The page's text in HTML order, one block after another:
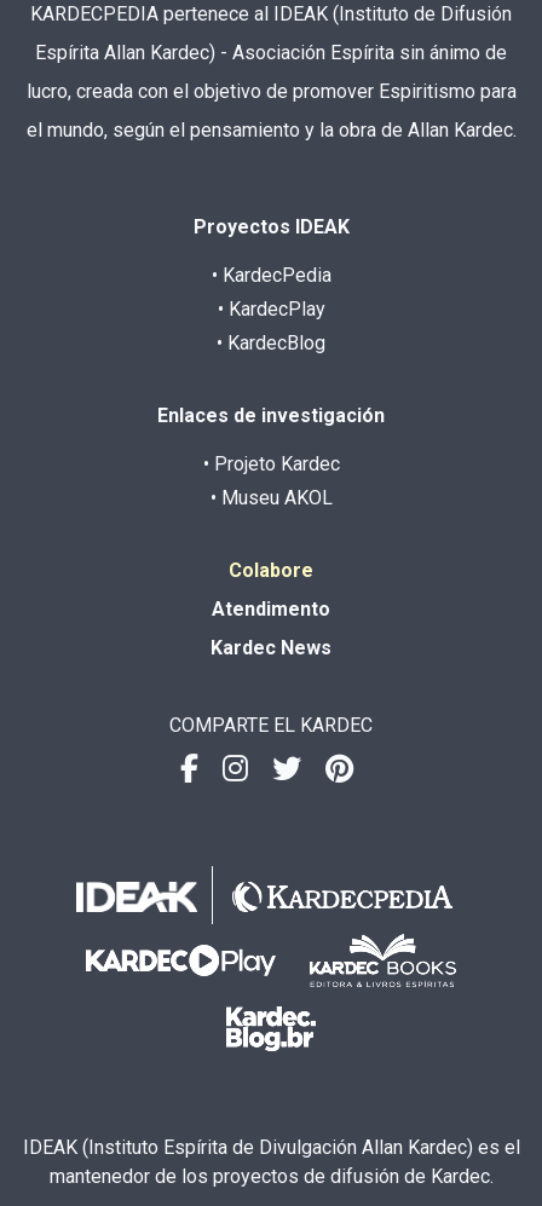
KARDECPEDIA pertenece al IDEAK (Instituto de Difusión
Espírita Allan Kardec) - Asociación Espírita sin ánimo de
lucro, creada con el objetivo de promover Espiritismo para
el mundo, según el pensamiento y la obra de Allan Kardec.
Proyectos IDEAK
• KardecPedia
• KardecPlay
• KardecBlog
Enlaces de investigación
• Projeto Kardec
• Museu AKOL
Colabore
Atendimento
Kardec News
COMPARTE EL KARDEC
IDEAK (Instituto Espírita de Divulgación Allan Kardec) es el
mantenedor de los proyectos de difusión de Kardec.